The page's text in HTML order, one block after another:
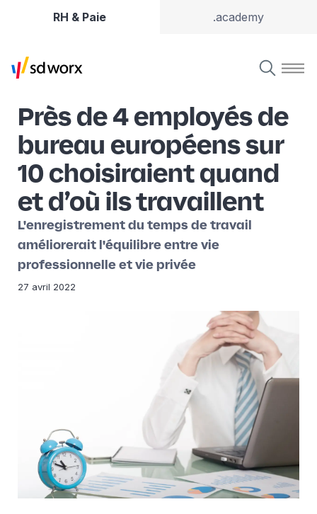
RH & Paie .academy
Près de 4 employés de
bureau européens sur
10 choisiraient quand
et d’où ils travaillent
L'enregistrement du temps de travail
améliorerait l'équilibre entre vie
professionnelle et vie privée
27 avril 2022